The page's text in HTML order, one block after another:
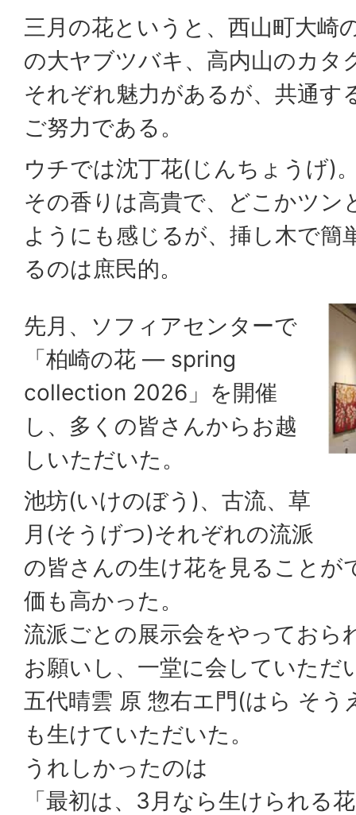
三月の花というと、西山町大崎
の大ヤブツバキ、高内山のカタ
それぞれ魅力があるが、共通す
ご努力である。
ウチでは沈丁花(じんちょうげ)
その香りは高貴で、どこかツン
ようにも感じるが、挿し木で簡
るのは庶民的。
先月、ソフィアセンターで
「柏崎の花 ― spring
collection 2026」を開催
し、多くの皆さんからお越
しいただいた。
池坊(いけのぼう)、古流、草
月(そうげつ)それぞれの流派
の皆さんの生け花を見ることが
価も高かった。
流派ごとの展示会をやっておら
お願いし、一堂に会していただ
五代晴雲 原 惣右エ門(はら そう
も生けていただいた。
うれしかったのは
「最初は、3月なら生けられる